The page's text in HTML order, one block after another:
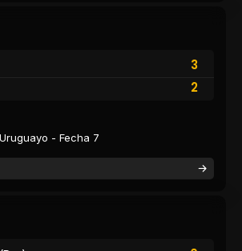
3
2
- Fecha 7